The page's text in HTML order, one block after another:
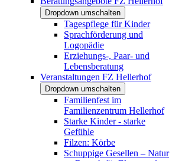
Dropdown umschalten
Tagespflege für Kinder
Sprachförderung und
Logopädie
Erziehungs-, Paar- und
Lebensberatung
Veranstaltungen FZ Hellerhof
Dropdown umschalten
Familienfest im
Familienzentrum Hellerhof
Starke Kinder - starke
Gefühle
Filzen: Körbe
Schuppige Gesellen – Natur